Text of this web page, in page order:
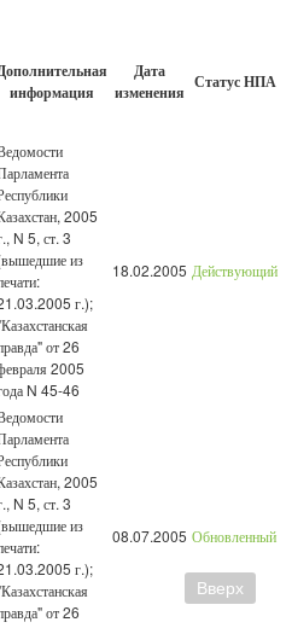
информация
Дата
изменения Статус НПА
2005
N 5, ст. 3
из
г.);
от 26
2005
N 45-46
18.02.2005 Действующий
2005
N 5, ст. 3
из
г.);
от 26
08.07.2005 Обновленный
Вверх